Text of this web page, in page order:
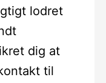
lodret
dig at
til